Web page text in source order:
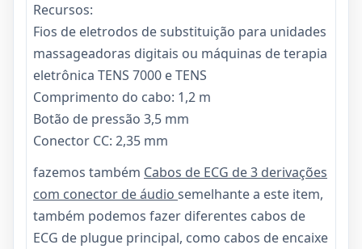
Recursos:
Fios de eletrodos de substituição para unidades
massageadoras digitais ou máquinas de terapia
eletrônica TENS 7000 e TENS
Comprimento do cabo: 1,2 m
Botão de pressão 3,5 mm
Conector CC: 2,35 mm
fazemos também Cabos de ECG de 3 derivações
com conector de áudio semelhante a este item,
também podemos fazer diferentes cabos de
ECG de plugue principal, como cabos de encaixe